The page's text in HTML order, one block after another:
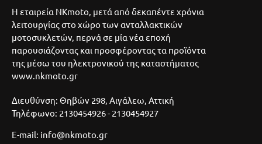
Η εταιρεία NKmoto, μετά από δεκαπέντε χρόνια
λειτουργίας στο χώρο των ανταλλακτικών
μοτοσυκλετών, περνά σε μία νέα εποχή
παρουσιάζοντας και προσφέροντας τα προϊόντα
της μέσω του ηλεκτρονικού της καταστήματος
www.nkmoto.gr
Διευθύνση: Θηβών 298, Αιγάλεω, Αττική
Τηλέφωνο: 2130454926 - 2130454927
E-mail: info@nkmoto.gr